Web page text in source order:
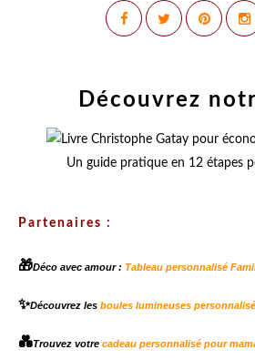
Découvrez
Un guide pratique en 12 étapes
Partenaires :
🎁Déco avec amour : Tableau personnalisé
✨Découvrez les boules lumineuses
💑Trouvez votre cadeau personnalisé pour